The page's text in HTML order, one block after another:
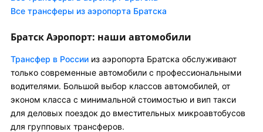
Все трансферы из аэропорта Братска
Братск Аэропорт: наши автомобили
Трансфер в России из аэропорта Братска обслуживают
только современные автомобили с профессиональными
водителями. Большой выбор классов автомобилей, от
эконом класса с минимальной стоимостью и вип такси
для деловых поездок до вместительных микроавтобусов
для групповых трансферов.